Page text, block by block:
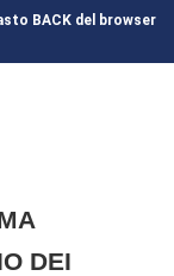
DEI
BACK del browser